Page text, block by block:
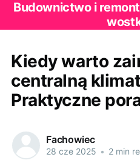
Budownictwo i
Kiedy warto
centralną
Praktyczne
Fachowiec
28 cze 2025 • 2 min